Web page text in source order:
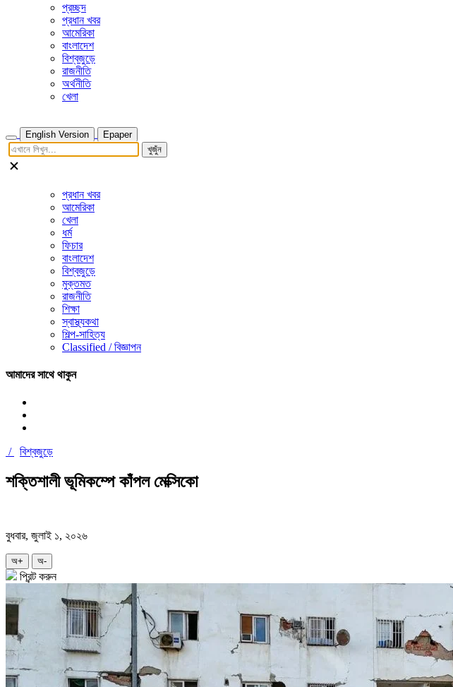
প্রচ্ছদ
প্রধান খবর
আমেরিকা
বাংলাদেশ
বিশ্বজুড়ে
রাজনীতি
অর্থনীতি
খেলা
English Version
Epaper
খুজুঁন
প্রধান খবর
আমেরিকা
খেলা
ধর্ম
ফিচার
বাংলাদেশ
বিশ্বজুড়ে
মুক্তমত
রাজনীতি
শিক্ষা
স্বাস্থ্যকথা
শিল্প-সাহিত্য
Classified / বিজ্ঞাপন
আমাদের সাথে থাকুন
/ বিশ্বজুড়ে
শক্তিশালী ভূমিকম্পে কাঁপল মেক্সিকো
বুধবার, জুলাই ১, ২০২৬
অ+ অ-
প্রিন্ট করুন